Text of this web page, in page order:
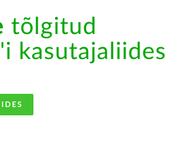
tõlgitud
kasutajaliides